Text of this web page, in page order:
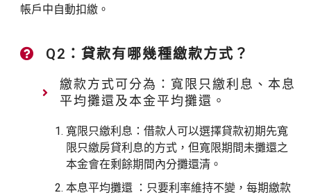
帳戶中自動扣繳。
Q2：貸款有哪幾種繳款方式？
繳款方式可分為：寬限只繳利息、本息
平均攤還及本金平均攤還。
寬限只繳利息：借款人可以選擇貸款初期先寬
限只繳房貸利息的方式，但寬限期間未攤還之
本金會在剩餘期間內分攤還清。
本息平均攤還 ：只要利率維持不變，每期繳款